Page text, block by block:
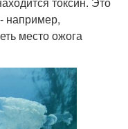
например,
место ожога